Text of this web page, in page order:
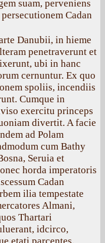
suam, perveniens
Cadan
Danubii, in hieme
penetraverunt et
ubi in hanc
cernuntur. Ex quo
spoliis, incendiis
Cumque in
exercitu princeps
divertit. A facie
ad Polam
cum Bathy
Seruia et
horda imperatoris
Cadan
ilia tempestate
Almani,
Thartari
idcirco,